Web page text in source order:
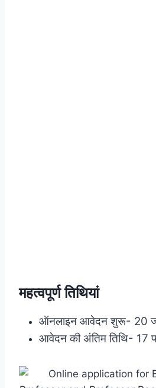
महत्वपूर्ण तिथियां
ऑनलाइन आवेदन शुरू- 20
आवेदन की अंतिम तिथि- 17